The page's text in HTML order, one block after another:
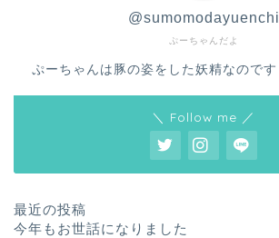
ぷーちゃんだよ
@sumomodayuenchi
ぷーちゃんは豚の姿をした妖精なのです
＼ Follow me ／
最近の投稿
今年もお世話になりました